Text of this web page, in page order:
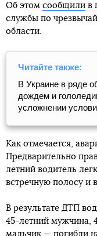
Об этом сообщили в
службы по
области.
Читайте также:
В Украине в ряде
дождем и
усложнении
Как отмечается,
Предварительно
летний водитель
встречную полосу и
В результате ДТП
45-летний мужчина,
мальчик — погибли